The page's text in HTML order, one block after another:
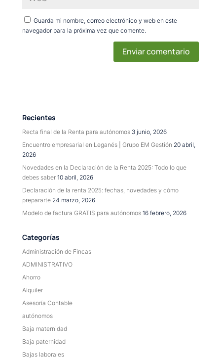
Guarda mi nombre, correo electrónico y web en este
navegador para la próxima vez que comente.
Recientes
Recta final de la Renta para autónomos 3 junio, 2026
Encuentro empresarial en Leganés | Grupo EM Gestión 20 abril,
2026
Novedades en la Declaración de la Renta 2025: Todo lo que
debes saber 10 abril, 2026
Declaración de la renta 2025: fechas, novedades y cómo
prepararte 24 marzo, 2026
Modelo de factura GRATIS para autónomos 16 febrero, 2026
Categorías
Administración de Fincas
ADMINISTRATIVO
Ahorro
Alquiler
Asesoría Contable
autónomos
Baja maternidad
Baja paternidad
Bajas laborales